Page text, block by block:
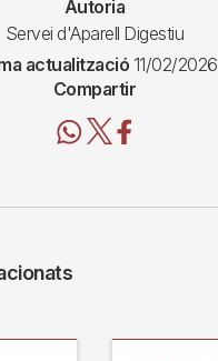
Autoria
Servei d'Aparell Digestiu
actualització 11/02/2026
Compartir